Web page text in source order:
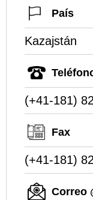
País
Kazajstán
(+41-181)
Fax
(+41-181)
Correo